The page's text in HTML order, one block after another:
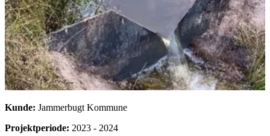
Kunde: Jammerbugt Kommune
Projektperiode: 2023 - 2024